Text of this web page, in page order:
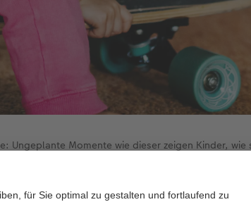
Ungeplante Momente wie dieser zeigen Kinder, wie